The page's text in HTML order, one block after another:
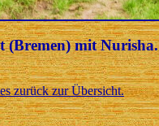
(Bremen) mit Nurisha.
zurück zur Übersicht.